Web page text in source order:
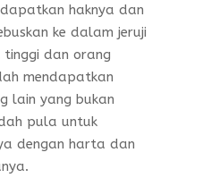
haknya dan
ke dalam jeruji
tinggi dan orang
mendapatkan
lain yang bukan
pula untuk
dengan harta dan